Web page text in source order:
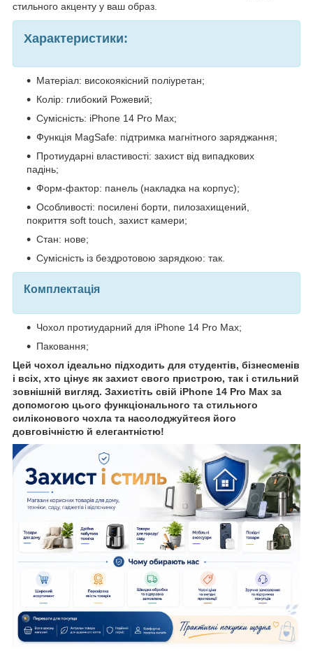
стильного акценту у ваш образ.
Характеристики:
Матеріал: високоякісний поліуретан;
Колір: глибокий Рожевий;
Сумісність: iPhone 14 Pro Max;
Функція MagSafe: підтримка магнітного заряджання;
Протиударні властивості: захист від випадкових
падінь;
Форм-фактор: панель (накладка на корпус);
Особливості: посилені борти, пилозахищений,
покриття soft touch, захист камери;
Стан: нове;
Сумісність із бездротовою зарядкою: так.
Комплектація
Чохол протиударний для iPhone 14 Pro Max;
Паковання;
Цей чохол ідеально підходить для студентів, бізнесменів
і всіх, хто цінує як захист свого пристрою, так і стильний
зовнішній вигляд. Захистіть свій iPhone 14 Pro Max за
допомогою цього функціонального та стильного
силіконового чохла та насолоджуйтеся його
довговічністю й елегантністю!